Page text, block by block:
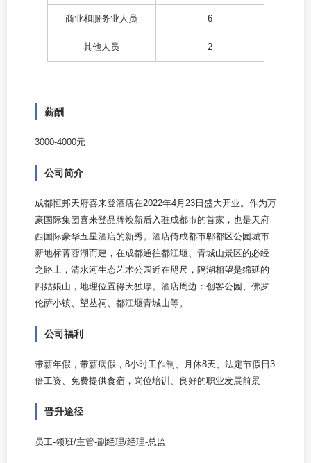
商业和服务业人员 6
其他人员 2
薪酬
3000-4000元
公司简介
成都恒邦天府喜来登酒店在2022年4月23日盛大开业。作为万
豪国际集团喜来登品牌焕新后入驻成都市的首家，也是天府
西国际豪华五星酒店的新秀。酒店倚成都市郫都区公园城市
新地标菁蓉湖而建，在成都通往都江堰、青城山景区的必经
之路上，清水河生态艺术公园近在咫尺，隔湖相望是绵延的
四姑娘山，地理位置得天独厚。酒店周边：创客公园、佛罗
伦萨小镇、望丛祠、都江堰青城山等。
公司福利
带薪年假，带薪病假，8小时工作制、月休8天、法定节假日3
倍工资、免费提供食宿，岗位培训、良好的职业发展前景
晋升途径
员工-领班/主管-副经理/经理-总监